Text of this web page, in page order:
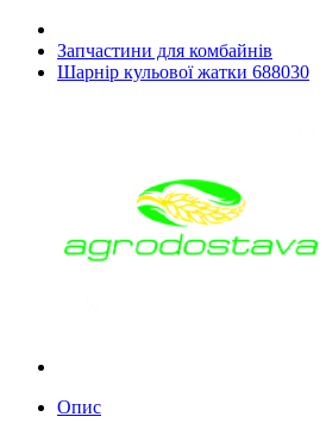
Запчастини для комбайнів
Шарнір кульової жатки 688030
Опис